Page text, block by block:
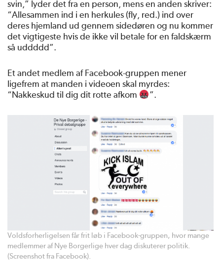
svin,” lyder det fra en person, mens en anden skriver:
“Allesammen ind i en herkules (fly, red.) ind over
deres hjemland ud gennem sidedøren og nu kommer
det vigtigeste hvis de ikke vil betale for en faldskærm
så uddddd”.
Et andet medlem af Facebook-gruppen mener
ligefrem at manden i videoen skal myrdes:
“Nakkeskud til dig dit rotte afkom
”.
Voldsforherligelsen får frit løb i Facebook-gruppen, hvor mange
medlemmer af Nye Borgerlige hver dag diskuterer politik.
(Screenshot fra Facebook).